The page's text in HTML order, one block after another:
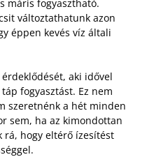
máris fogyasztható.
változtathatunk azon
éppen kevés víz általi
aki idővel
fogyasztást. Ez nem
szeretnénk a hét minden
sem, ha az kimondottan
rá, hogy eltérő ízesítést